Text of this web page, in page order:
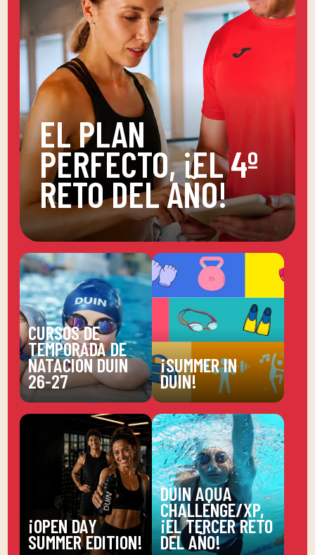
EL PLAN
PERFECTO, ¡EL 4º
RETO DEL AÑO!
CURSOS DE
TEMPORADA DE
NATACIÓN DUIN
26-27
¡SUMMER IN
DUIN!
¡OPEN DAY
SUMMER EDITION!
DUIN AQUA
CHALLENGE/XP,
¡EL TERCER RETO
DEL AÑO!